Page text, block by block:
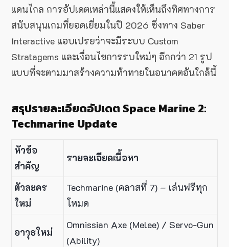
แดนไกล การอัปเดตเหล่านี้แสดงให้เห็นถึงทิศทางการ
สนับสนุนเกมที่ยอดเยี่ยมในปี 2026 ซึ่งทาง Saber
Interactive แอบเปรยว่าจะมีระบบ Custom
Stratagems และเงื่อนไขการรบใหม่ๆ อีกกว่า 21 รูป
แบบที่จะตามมาสร้างความท้าทายในอนาคตอันใกล้นี้
สรุปรายละเอียดอัปเดต Space Marine 2:
Techmarine Update
หัวข้อ
สำคัญ
รายละเอียดเนื้อหา
ตัวละคร
ใหม่
Techmarine (คลาสที่ 7) – เล่นฟรีทุก
โหมด
อาวุธใหม่
Omnissian Axe (Melee) / Servo-Gun
(Ability)